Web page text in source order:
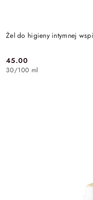
Żel do higieny intymnej
Cena:
45.00
30/100 ml